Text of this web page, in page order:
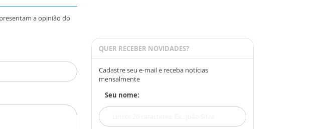
a opinião do
QUER RECEBER NOVIDADES?
Cadastre seu e-mail e receba notícias
mensalmente
Seu nome: